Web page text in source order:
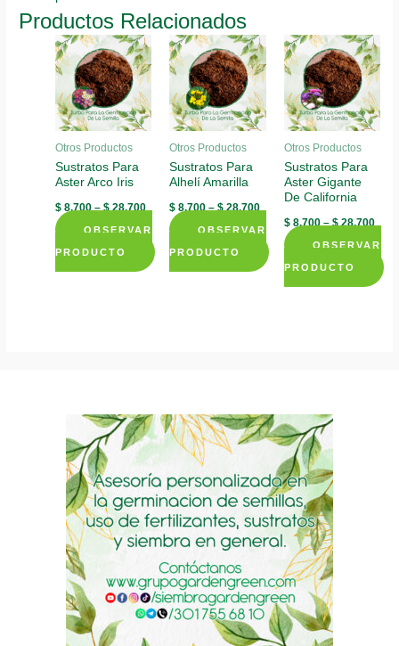
Productos Relacionados
Otros Productos
Sustratos Para
Aster Arco Iris
$ 8.700–$28.700
OBSERVAR
PRODUCTO
This
be
chosen
on
the
product
page
Otros Productos
Sustratos Para
Alhelí Amarilla
$ 8.700–$28.700
OBSERVAR
PRODUCTO
This
may
be
chosen
on
the
product
page
Otros Productos
Sustratos Para
Aster Gigante
De California
$8.700–$28.700
OBSERVAR
PRODUCTO
This
options
may
be
chosen
on
the
product
page